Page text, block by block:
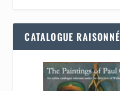
CATALOGUE RAISONNÉ